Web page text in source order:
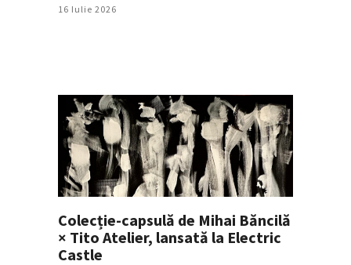
16 Iulie 2026
Colecție-capsulă de Mihai Băncilă
× Tito Atelier, lansată la Electric
Castle